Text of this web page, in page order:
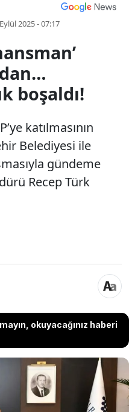
2025 - 07:17
boşaldı!
katılmasının
Belediyesi ile
gündeme
Recep Türk
okuyacağınız haberi
AKP’ye katılmasının